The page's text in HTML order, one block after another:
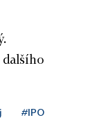
#IPO